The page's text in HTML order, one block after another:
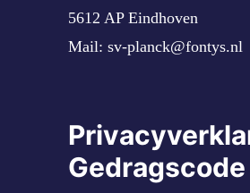
5612 AP Eindhoven
Mail: sv-planck@fontys.nl
Gedragscode